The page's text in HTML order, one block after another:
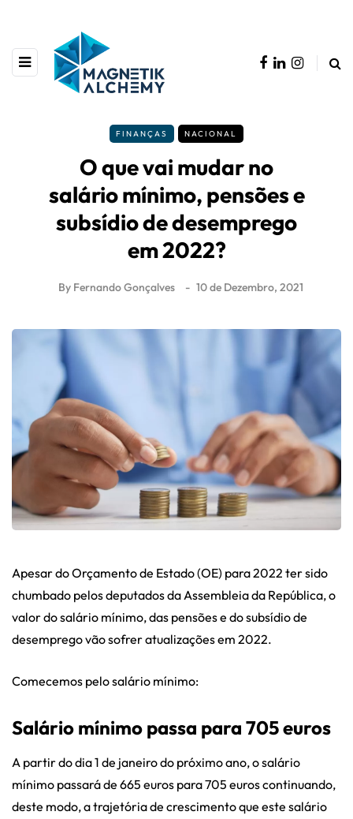
FINANÇAS NACIONAL
O que vai mudar no
salário mínimo, pensões e
subsídio de desemprego
em 2022?
By Fernando Gonçalves 10 de Dezembro, 2021
Apesar do Orçamento de Estado (OE) para 2022 ter sido
chumbado pelos deputados da Assembleia da República, o
valor do salário mínimo, das pensões e do subsídio de
desemprego vão sofrer atualizações em 2022.
Comecemos pelo salário mínimo:
Salário mínimo passa para 705 euros
A partir do dia 1 de janeiro do próximo ano, o salário
mínimo passará de 665 euros para 705 euros continuando,
deste modo, a trajetória de crescimento que este salário